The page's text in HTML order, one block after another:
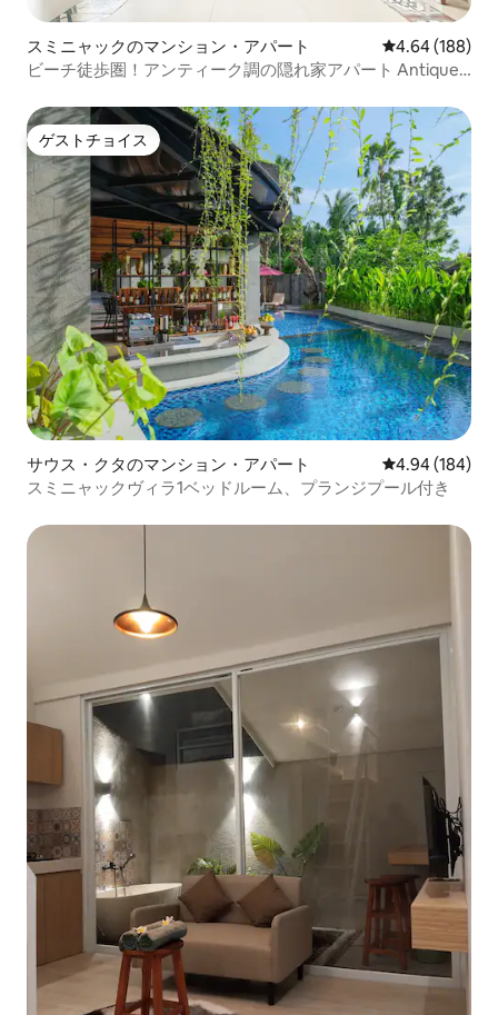
スミニャックのマンション・アパート レビュー188
4.64 (188)
ビーチ徒歩圏！アンティーク調の隠れ家アパート Antique
ゲストチョイス
ゲストチョイス
サウス・クタのマンション・アパート レビュー184
4.94 (184)
スミニャックヴィラ1ベッドルーム、プランジプール付き